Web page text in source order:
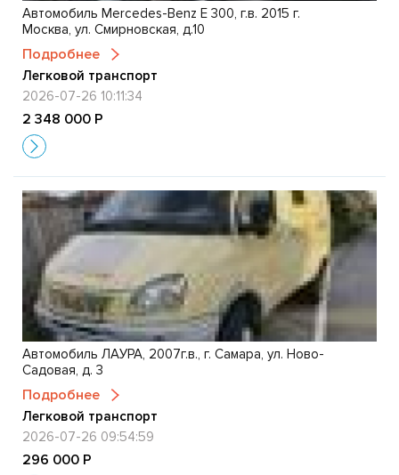
Автомобиль Mercedes-Benz Е 300, г.в. 2015 г.
Москва, ул. Смирновская, д.10
Подробнее
Легковой транспорт
2026-07-26 10:11:34
2 348 000 Р
Автомобиль ЛАУРА, 2007г.в., г. Самара, ул. Ново-
Садовая, д. 3
Подробнее
Легковой транспорт
2026-07-26 09:54:59
296 000 Р